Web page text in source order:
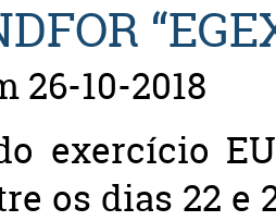
26-10-2018
exercício
os dias 22 e